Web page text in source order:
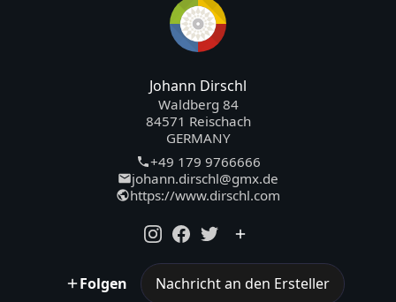
Johann Dirschl
Waldberg 84
84571 Reischach
GERMANY
+49 179 9766666
johann.dirschl@gmx.de
https://www.dirschl.com
Folgen Nachricht an den Ersteller